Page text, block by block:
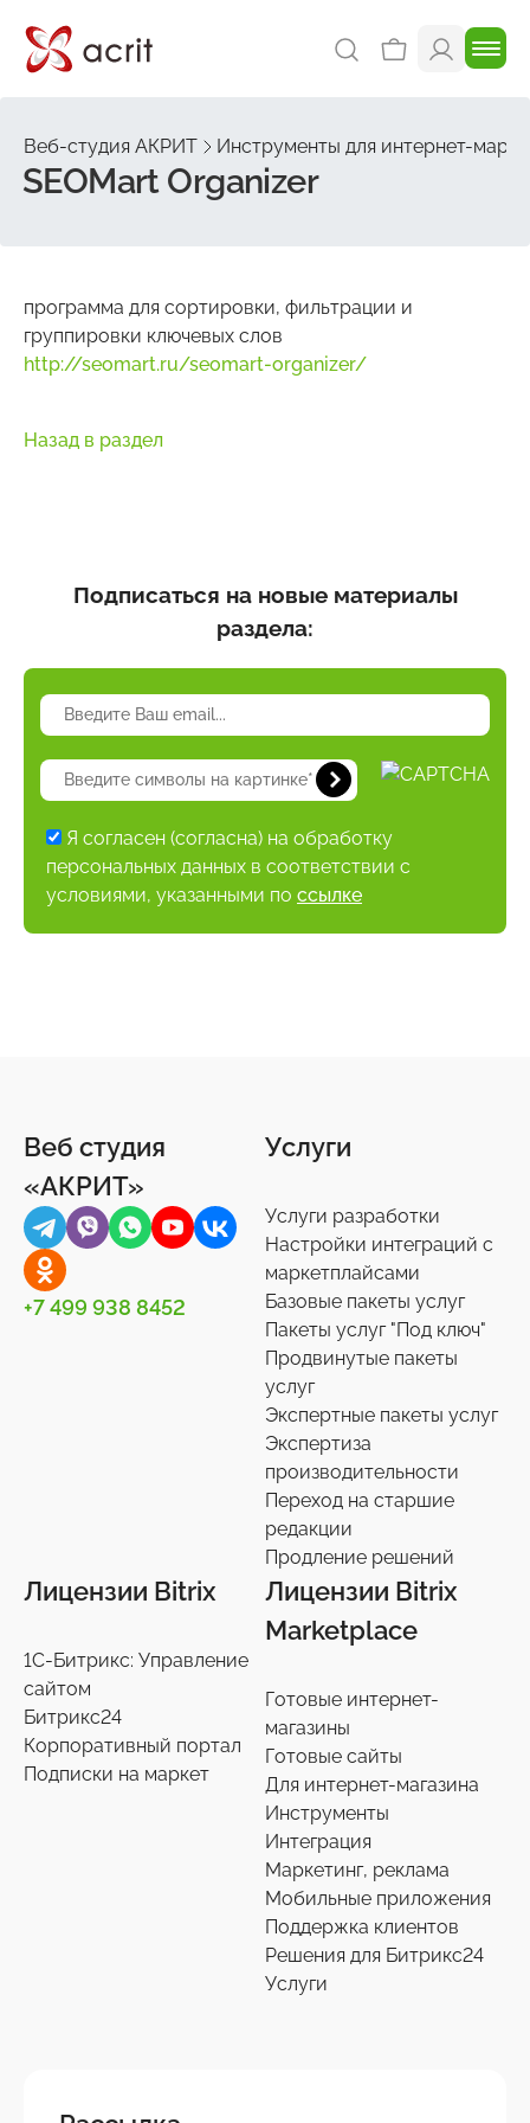
Веб-студия АКРИТ Инструменты для интернет-
SEOMart Organizer
программа для сортировки, фильтрации и
группировки ключевых слов
http://seomart.ru/seomart-organizer/
Назад в раздел
Подписаться на новые материалы
раздела:
Я согласен (согласна) на обработку
персональных данных в соответствии с
условиями, указанными по ссылке
Веб студия
«АКРИТ»
+7 499 938 8452
Услуги
Услуги разработки
Настройки интеграций с
маркетплайсами
Базовые пакеты услуг
Пакеты услуг "Под ключ"
Продвинутые пакеты
услуг
Экспертные пакеты услуг
Экспертиза
производительности
Переход на старшие
редакции
Продление решений
Лицензии Bitrix
1С-Битрикс: Управление
сайтом
Битрикс24
Корпоративный портал
Подписки на маркет
Лицензии Bitrix
Marketplace
Готовые интернет-
магазины
Готовые сайты
Для интернет-магазина
Инструменты
Интеграция
Маркетинг, реклама
Мобильные приложения
Поддержка клиентов
Решения для Битрикс24
Услуги